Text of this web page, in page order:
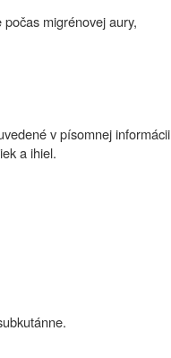
migrénovej aury,
v písomnej informácii
a ihiel.